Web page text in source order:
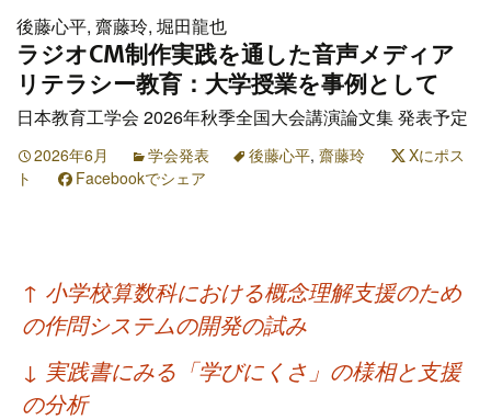
ン
ツ
キ
プ
後藤心平, 齋藤玲, 堀田龍也
ラジオCM制作実践を通した音声メディア
リテラシー教育：大学授業を事例として
日本教育工学会 2026年秋季全国大会講演論文集 発表予定
2026年6月 学会発表 後藤心平, 齋藤玲
Xにポス
ト
Facebookでシェア
投
稿
ナ
ビ
↑ 小学校算数科における概念理解支援のため
の作問システムの開発の試み
↓ 実践書にみる「学びにくさ」の様相と支援
の分析